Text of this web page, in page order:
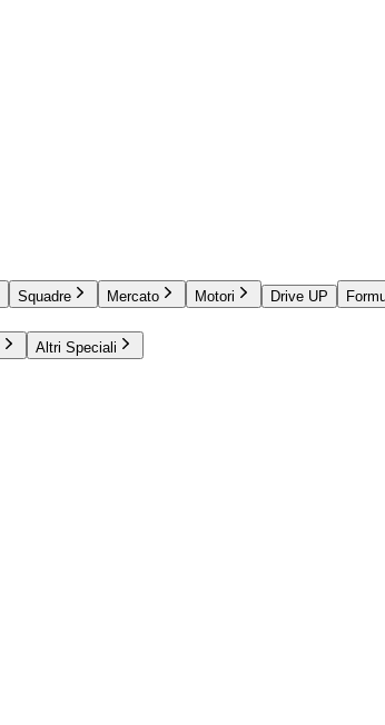
Squadre Mercato Motori Drive UP
Altri Speciali